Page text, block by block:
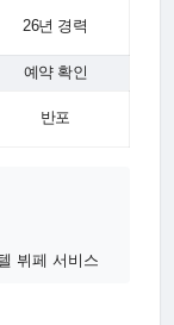
26년 경력
예약 확인
반포
뷔페 서비스